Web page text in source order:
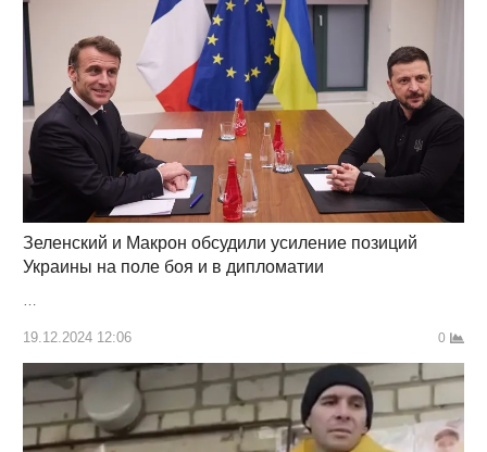
Зеленский и Макрон обсудили усиление позиций
Украины на поле боя и в дипломатии
…
19.12.2024 12:06 0